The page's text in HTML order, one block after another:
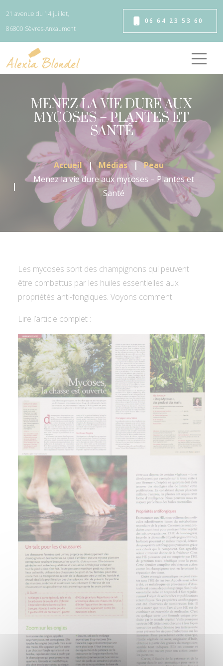
21 avenue du 14 juillet,
86800 Sèvres-Anxaumont
06 64 23 53 60
MENEZ LA VIE DURE AUX
MYCOSES – PLANTES ET
SANTÉ
Accueil Médias
Peau
Menez la vie dure aux mycoses – Plantes et
Santé
Les mycoses sont des champignons qui peuvent
être combattus par les huiles essentielles aux
propriétés anti-fongiques. Voyons comment.
Lire l’article complet :